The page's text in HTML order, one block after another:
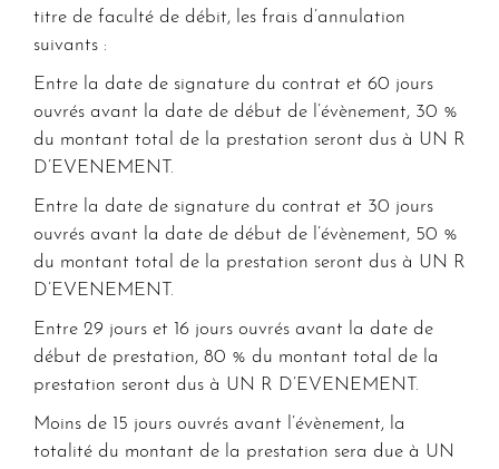
titre de faculté de débit, les frais d’annulation
suivants :
Entre la date de signature du contrat et 60 jours
ouvrés avant la date de début de l’évènement, 30 %
du montant total de la prestation seront dus à UN R
D’EVENEMENT.
Entre la date de signature du contrat et 30 jours
ouvrés avant la date de début de l’évènement, 50 %
du montant total de la prestation seront dus à UN R
D’EVENEMENT.
Entre 29 jours et 16 jours ouvrés avant la date de
début de prestation, 80 % du montant total de la
prestation seront dus à UN R D’EVENEMENT.
Moins de 15 jours ouvrés avant l’évènement, la
totalité du montant de la prestation sera due à UN